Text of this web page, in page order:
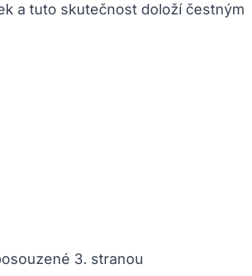
a tuto skutečnost doloží čestným
3. stranou